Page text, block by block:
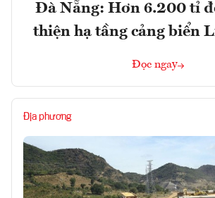
Đà Nẵng: Hơn 6.200 tỉ
thiện hạ tầng cảng biển
Đọc ngay
Địa phương